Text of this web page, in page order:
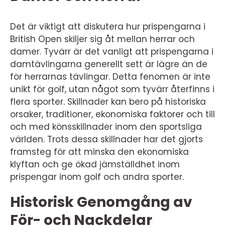
Det är viktigt att diskutera hur prispengarna i
British Open skiljer sig åt mellan herrar och
damer. Tyvärr är det vanligt att prispengarna i
damtävlingarna generellt sett är lägre än de
för herrarnas tävlingar. Detta fenomen är inte
unikt för golf, utan något som tyvärr återfinns i
flera sporter. Skillnader kan bero på historiska
orsaker, traditioner, ekonomiska faktorer och till
och med könsskillnader inom den sportsliga
världen. Trots dessa skillnader har det gjorts
framsteg för att minska den ekonomiska
klyftan och ge ökad jämställdhet inom
prispengar inom golf och andra sporter.
Historisk Genomgång av
För- och Nackdelar